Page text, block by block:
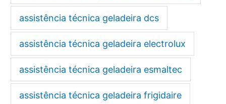
assistência técnica geladeira dcs
assistência técnica geladeira electrolux
assistência técnica geladeira esmaltec
assistência técnica geladeira frigidaire